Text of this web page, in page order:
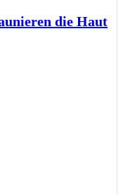
die Haut